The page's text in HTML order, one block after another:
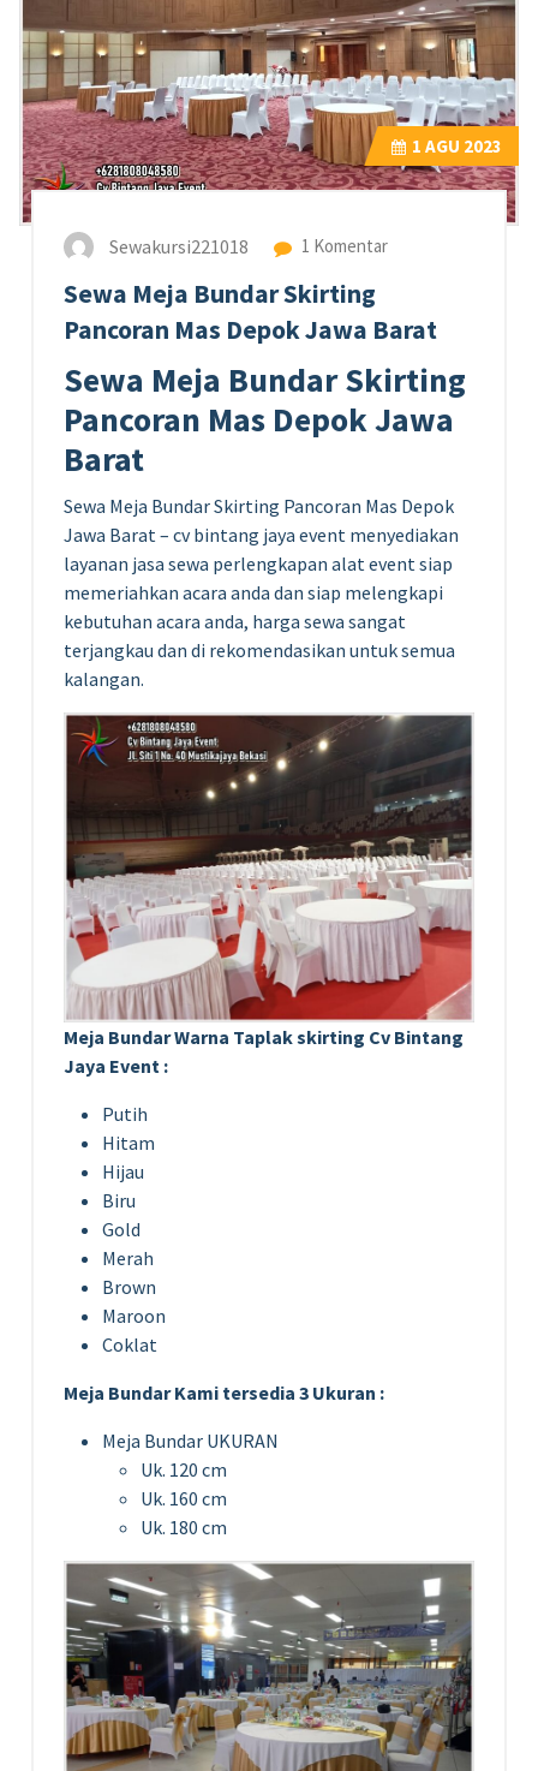
1 AGU 2023
Sewakursi221018 1 Komentar
Sewa Meja Bundar Skirting
Pancoran Mas Depok Jawa Barat
Sewa Meja Bundar Skirting
Pancoran Mas Depok Jawa
Barat
Sewa Meja Bundar Skirting Pancoran Mas Depok
Jawa Barat – cv bintang jaya event menyediakan
layanan jasa sewa perlengkapan alat event siap
memeriahkan acara anda dan siap melengkapi
kebutuhan acara anda, harga sewa sangat
terjangkau dan di rekomendasikan untuk semua
kalangan.
Meja Bundar Warna Taplak skirting Cv Bintang
Jaya Event :
Putih
Hitam
Hijau
Biru
Gold
Merah
Brown
Maroon
Coklat
Meja Bundar Kami tersedia 3 Ukuran :
Meja Bundar UKURAN
Uk. 120 cm
Uk. 160 cm
Uk. 180 cm